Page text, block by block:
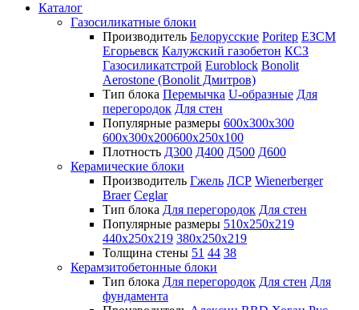
Каталог
Газосиликатные блоки
Производитель Белорусские Poritep ЕЗСМ
Егорьевск Калужский газобетон КСЗ
Газосиликатстрой Euroblock Bonolit
Aerostone (Bonolit Дмитров)
Тип блока Перемычка U-образные Для
перегородок Для стен
Популярные размеры 600х300х300
600х300х200600х250х100
Плотность Д300 Д400 Д500 Д600
Керамические блоки
Производитель Гжель ЛСР Wienerberger
Braer Ceglar
Тип блока Для перегородок Для стен
Популярные размеры 510х250х219
440х250х219 380х250х219
Толщина стены 51 44 38
Керамзитобетонные блоки
Тип блока Для перегородок Для стен Для
фундамента